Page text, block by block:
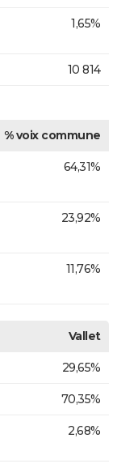
1,65%
10 814
% voix commune
64,31%
23,92%
11,76%
Vallet
29,65%
70,35%
2,68%